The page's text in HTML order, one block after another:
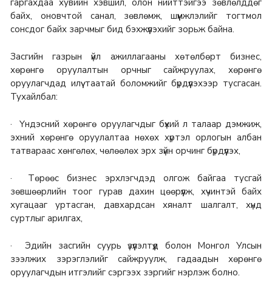
гаргахдаа хувийн хэвшил, олон нийттэйгээ зөвлөлддөг
байх, оновчтой санал, зөвлөмж, шүүмжлэлийг тогтмол
сонсдог байх зарчмыг бид бэхжүүлэхийг зорьж байна.
Засгийн газрын үйл ажиллагааны хөтөлбөрт бизнес,
хөрөнгө оруулалтын орчныг сайжруулах, хөрөнгө
оруулагчдад илүү таатай боломжийг бүрдүүлэхээр тусгасан.
Тухайлбал:
· Үндэсний хөрөнгө оруулагчдыг бүхий л талаар дэмжиж,
эхний хөрөнгө оруулалтаа нөхөх хүртэл орлогын албан
татвараас хөнгөлөх, чөлөөлөх эрх зүйн орчинг бүрдүүлэх,
· Төрөөс бизнес эрхлэгчдэд олгож байгаа тусгай
зөвшөөрлийн тоог гурав дахин цөөрүүлж, хүчинтэй байх
хугацааг уртасган, давхардсан хяналт шалгалт, хүнд
суртлыг арилгах,
· Эдийн засгийн суурь үзүүлэлтүүд болон Монгол Улсын
зээлжих зэрэглэлийг сайжруулж, гадаадын хөрөнгө
оруулагчдын итгэлийг сэргээх зэргийг нэрлэж болно.